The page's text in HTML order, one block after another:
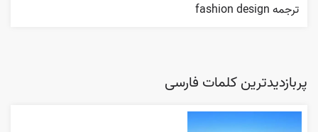
ترجمه fashion design
پربازدیدترین کلمات فارسی